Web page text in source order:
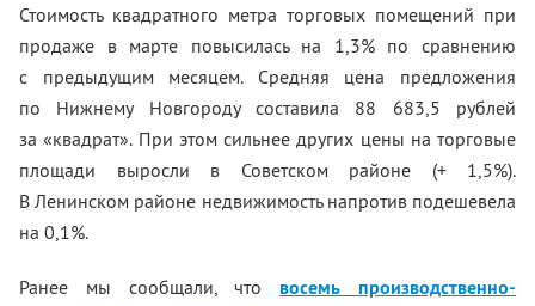
Стоимость квадратного метра торговых помещений при
продаже в марте повысилась на 1,3% по сравнению
с предыдущим месяцем. Средняя цена предложения
по Нижнему Новгороду составила 88 683,5 рублей
за «квадрат». При этом сильнее других цены на торговые
площади выросли в Советском районе (+ 1,5%).
В Ленинском районе недвижимость напротив подешевела
на 0,1%.
Ранее мы сообщали, что восемь производственно-